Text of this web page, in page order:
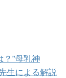
”母乳神
生による解説